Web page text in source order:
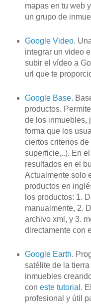
mapas en tu weby
un grupo de
Google Video.
integrar un video
subir el vídeoa
url que te
Google Base.
productos.
de los inmuebles,
forma que los
ciertos criterios
superficie,..). En
resultados en el
Actualmente solo
productos en
los productos: 1.
manualmente, 2.
archivo xml, y 3.
directamente con
Google Earth.
satélite de la
inmuebles
con este tutorial .
profesional y útil